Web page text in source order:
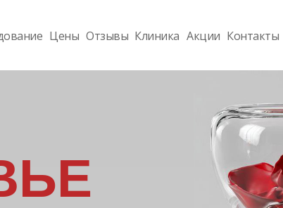
Клиника
Цены Отзывы Контакты
Акции